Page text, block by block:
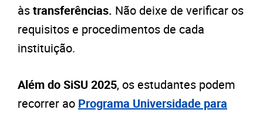
àstransferências. Não deixe de verificar os
requisitos e procedimentos de cada
instituição.
Além do SiSU 2025, os estudantes podem
recorrer ao Programa Universidade para